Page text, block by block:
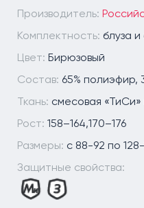
Производитель:
Комплектность: блуза
Цвет: Бирюзовый
Состав: 65% полиэфир,
Ткань: смесовая
Рост: 158–164,170–176
Размеры: с 88-92 по
Защитные свойства: